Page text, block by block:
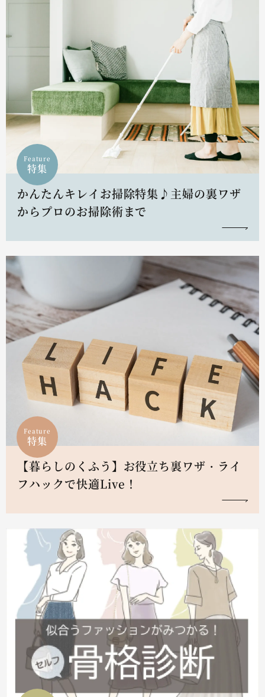
Feature
特集
かんたんキレイお掃除特集♪主婦の裏ワザ
からプロのお掃除術まで
Feature
特集
【暮らしのくふう】お役立ち裏ワザ・ライ
フハックで快適Live！